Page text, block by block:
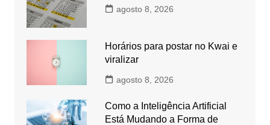
agosto 8, 2026
Horários para postar no Kwai e
viralizar
agosto 8, 2026
Como a Inteligência Artificial
Está Mudando a Forma de